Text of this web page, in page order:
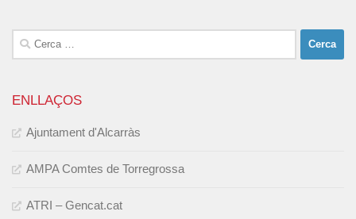
Cerca:
ENLLAÇOS
Ajuntament d'Alcarràs
AMPA Comtes de Torregrossa
ATRI – Gencat.cat